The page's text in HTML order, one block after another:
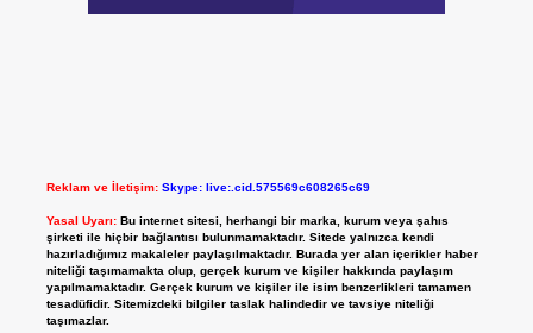
Reklam ve İletişim: Skype: live:.cid.575569c608265c69
Yasal Uyarı: Bu internet sitesi, herhangi bir marka, kurum veya şahıs
şirketi ile hiçbir bağlantısı bulunmamaktadır. Sitede yalnızca kendi
hazırladığımız makaleler paylaşılmaktadır. Burada yer alan içerikler haber
niteliği taşımamakta olup, gerçek kurum ve kişiler hakkında paylaşım
yapılmamaktadır. Gerçek kurum ve kişiler ile isim benzerlikleri tamamen
tesadüfidir. Sitemizdeki bilgiler taslak halindedir ve tavsiye niteliği
taşımazlar.